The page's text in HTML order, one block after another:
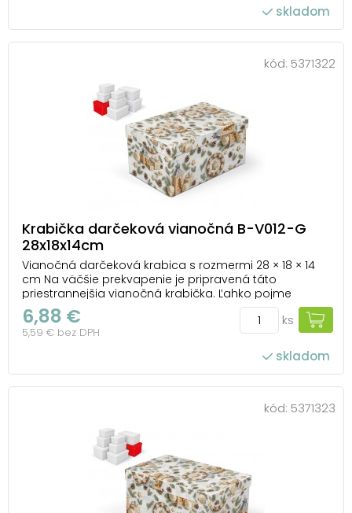
skladom
kód: 5371322
Krabička darčeková vianočná B-V012-G
28x18x14cm
Vianočná darčeková krabica s rozmermi 28 × 18 × 14
cm Na väčšie prekvapenie je pripravená táto
priestrannejšia vianočná krabička. Ľahko pojme
všetko od sladkostí cez mäkšie balíčky až po drobné
hračky. Vianočný motív s ozdobami, šiškami a ihličím
dodá baleniu sviatočný nádych a postará sa o to...
6,88 €
5,59 € bez DPH
ks
skladom
kód: 5371323